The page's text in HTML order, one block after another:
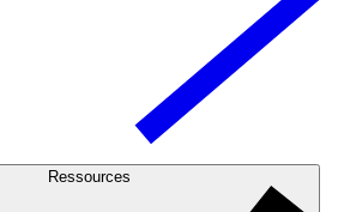
Ressources